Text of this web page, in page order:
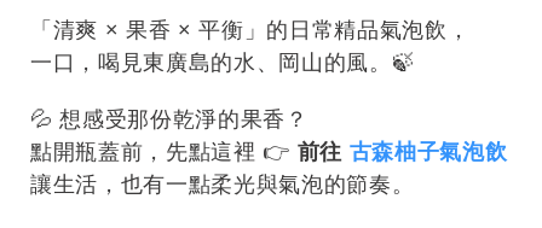
「清爽 × 果香 × 平衡」的日常精品氣泡飲，
一口，喝見東廣島的水、岡山的風。🍃
💦 想感受那份乾淨的果香？
點開瓶蓋前，先點這裡 👉 前往 古森柚子氣泡飲
讓生活，也有一點柔光與氣泡的節奏。